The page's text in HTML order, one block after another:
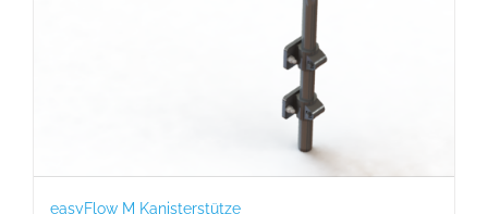
easyFlow M Kanisterstütze